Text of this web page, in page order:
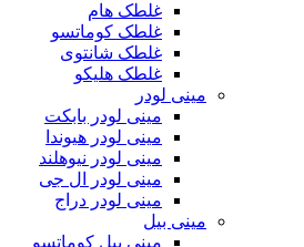
غلطک هام
غلطک کوماتسو
غلطک شانتوی
غلطک هلیکو
مینی لودر
مینی لودر بابکت
مینی لودر هیوندا
مینی لودر نیوهلند
مینی لودر ال جی
مینی لودر دراج
مینی بیل
مینی بیل کوماتسو